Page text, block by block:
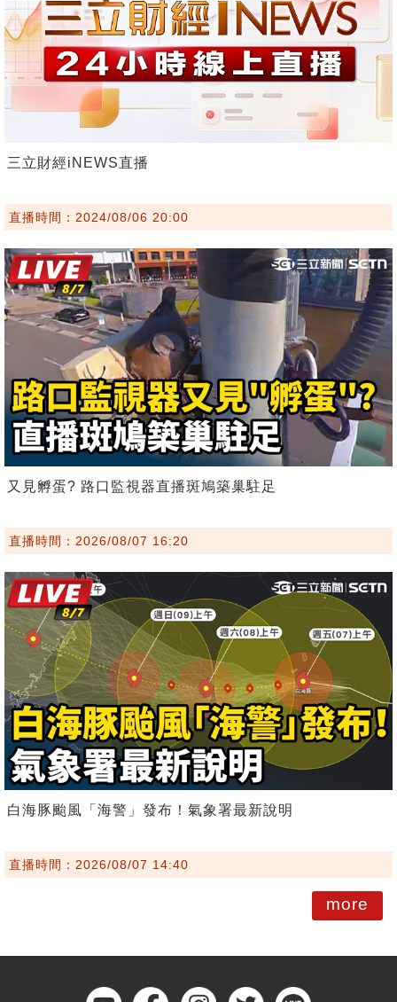
三立財經iNEWS直播
直播時間：2024/08/06 20:00
又見孵蛋? 路口監視器直播斑鳩築巢駐足
直播時間：2026/08/07 16:20
白海豚颱風「海警」發布！氣象署最新說明
直播時間：2026/08/07 14:40
more